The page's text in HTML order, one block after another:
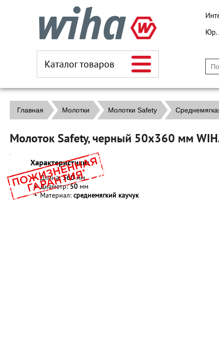
Каталог товаров
Юр.
Главная Молотки Молотки Safety
Молоток Safety, черный 50x360 мм
Характеристики:
Длина:360мм
Диаметр:50 мм
Материал: среднемягкий каучук